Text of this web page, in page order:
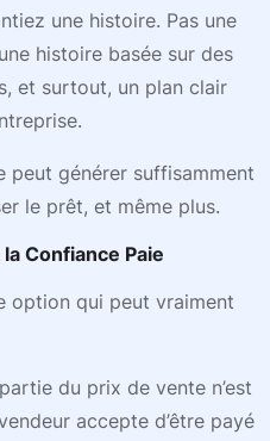
une histoire. Pas une
histoire basée sur des
et surtout, un plan clair
peut générer suffisamment
le prêt, et même plus.
Confiance Paie
option qui peut vraiment
du prix de vente n’est
accepte d’être payé